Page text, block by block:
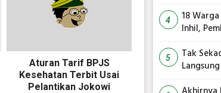
Aturan Tarif BPJS
Kesehatan Terbit Usai
Pelantikan Jokowi
Serangan Monyet di
4
18
Inhil,
Peneror
5
Tak